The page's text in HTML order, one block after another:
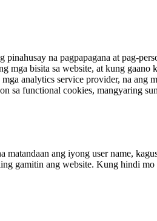
pinahusay na pagpapagana at pag-
mga bisita sa website, at kung
analytics service provider, na ang
sa functional cookies, mangyaring
matandaan ang iyong user name,
gamitin ang website. Kung hindi